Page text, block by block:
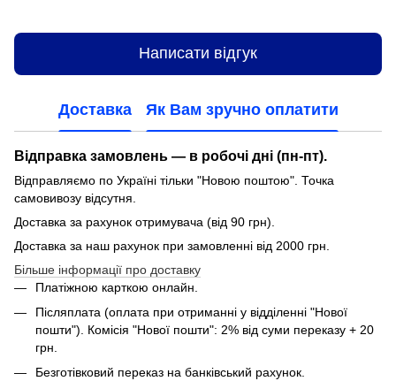
Написати відгук
Доставка Як Вам зручно оплатити
Відправка замовлень — в робочі дні (пн-пт).
Відправляємо по Україні тільки "Новою поштою". Точка
самовивозу відсутня.
Доставка за рахунок отримувача (від 90 грн).
Доставка за наш рахунок при замовленні від 2000 грн.
Більше інформації про доставку
Платіжною карткою онлайн.
Післяплата (оплата при отриманні у відділенні "Нової
пошти"). Комісія "Нової пошти": 2% від суми переказу + 20
грн.
Безготівковий переказ на банківський рахунок.